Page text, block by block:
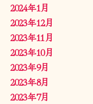
2024年1月
2023年12月
2023年11月
2023年10月
2023年9月
2023年8月
2023年7月